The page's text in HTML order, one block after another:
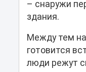
– снаружи
здания.
Между тем
готовится
люди режут